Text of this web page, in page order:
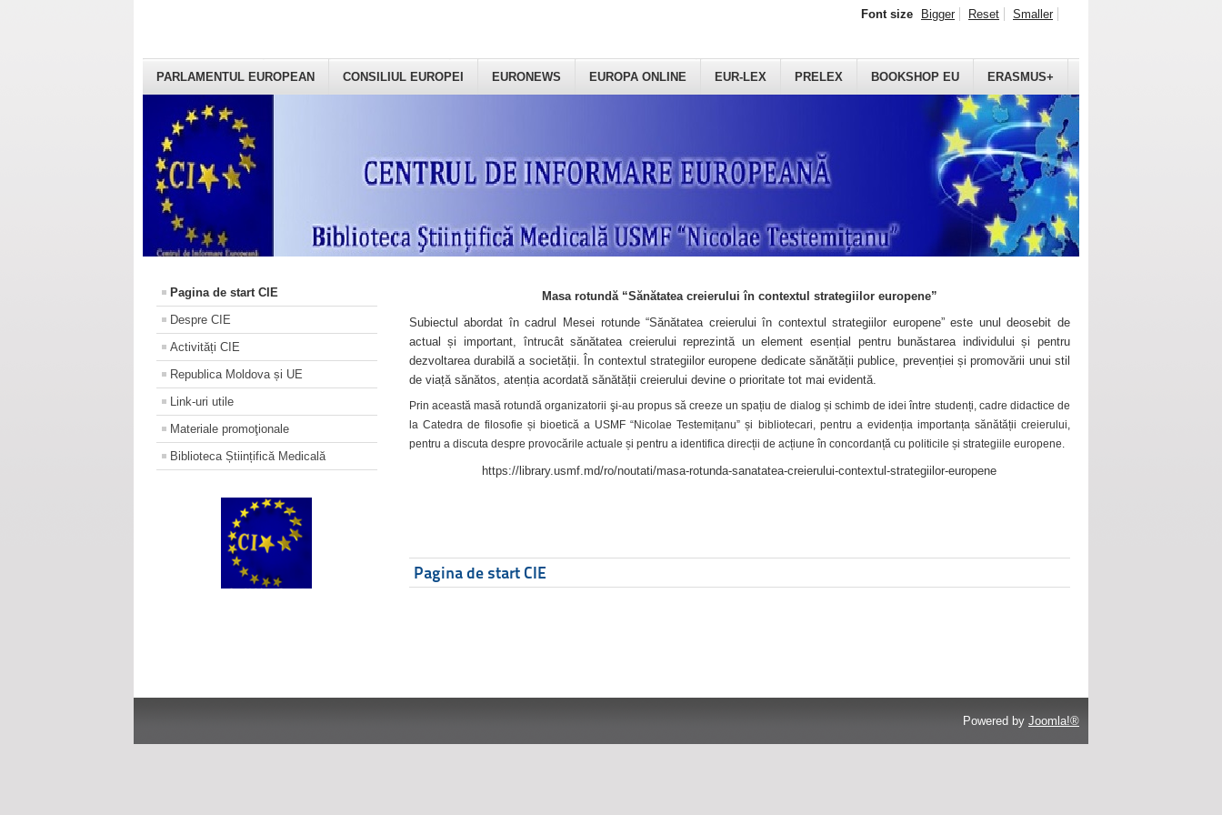
PARLAMENTUL EUROPEAN CONSILIUL EUROPEI EURONEWS EUROPA ONLINE EUR-LEX PRELEX BOOKSHOP EU ERASMUS+
Font size Bigger Reset Smaller
Pagina de start CIE
Despre CIE
Activități CIE
Republica Moldova și UE
Link-uri utile
Materiale promoţionale
Biblioteca Științifică Medicală
Masa rotundă “Sănătatea creierului în contextul strategiilor europene”
Subiectul abordat în cadrul Mesei rotunde “Sănătatea creierului în contextul strategiilor europene” este unul deosebit de
actual și important, întrucât sănătatea creierului reprezintă un element esențial pentru bunăstarea individului și pentru
dezvoltarea durabilă a societății. În contextul strategiilor europene dedicate sănătății publice, prevenției și promovării unui stil
de viață sănătos, atenția acordată sănătății creierului devine o prioritate tot mai evidentă.
Prin această masă rotundă organizatorii şi-au propus să creeze un spațiu de dialog și schimb de idei între studenți, cadre didactice de
la Catedra de filosofie și bioetică a USMF “Nicolae Testemițanu” și bibliotecari, pentru a evidenția importanța sănătății creierului,
pentru a discuta despre provocările actuale și pentru a identifica direcții de acțiune în concordanță cu politicile și strategiile europene.
https://library.usmf.md/ro/noutati/masa-rotunda-sanatatea-creierului-contextul-strategiilor-europene
Pagina de start CIE
Powered by Joomla!®